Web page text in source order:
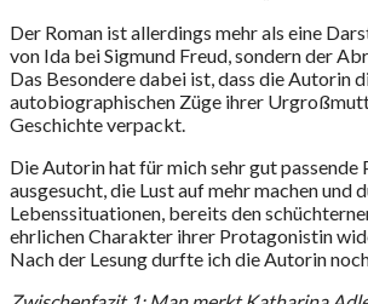
Der Roman ist allerdings mehr als eine
von Ida bei Sigmund Freud, sondern der
Das Besondere dabei ist, dass die Autorin
autobiographischen Züge ihrer
Geschichte verpackt.
Die Autorin hat für mich sehr gut passende
ausgesucht, die Lust auf mehr machen und
Lebenssituationen, bereits den
ehrlichen Charakter ihrer Protagonistin
Nach der Lesung durfte ich die Autorin